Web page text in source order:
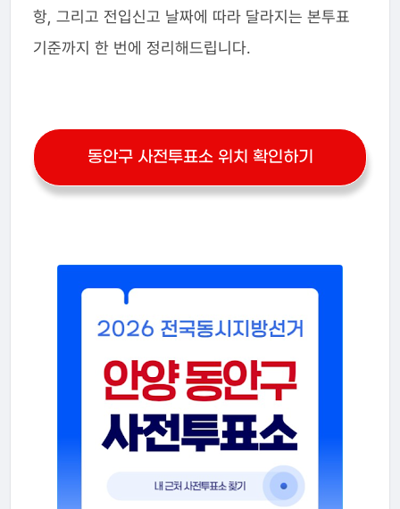
항, 그리고 전입신고 날짜에 따라 달라지는 본투표
기준까지 한 번에 정리해드립니다.
동안구 사전투표소 위치 확인하기